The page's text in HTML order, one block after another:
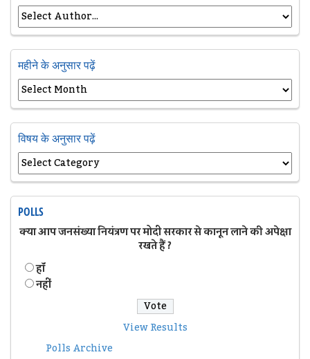
महीने के अनुसार पढ़ें
विषय के अनुसार पढ़ें
POLLS
क्या आप जनसंख्या नियंत्रण पर मोदी सरकार से कानून लाने की अपेक्षा
रखते हैं ?
हॉं
नहीं
View Results
Polls Archive